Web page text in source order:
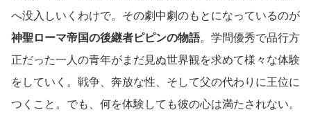
へ没入しいくわけで。その劇中劇のもとになっているのが
神聖ローマ帝国の後継者ピピンの物語。学問優秀で品行方
正だった一人の青年がまだ見ぬ世界観を求めて様々な体験
をしていく。戦争、奔放な性、そして父の代わりに王位に
つくこと。でも、何を体験しても彼の心は満たされない。